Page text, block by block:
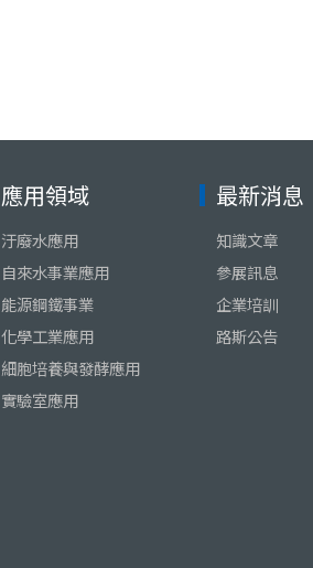
應用領域
汙廢水應用
自來水事業應用
能源鋼鐵事業
化學工業應用
細胞培養與發酵應用
實驗室應用
最新消息
知識文章
參展訊息
企業培訓
路斯公告